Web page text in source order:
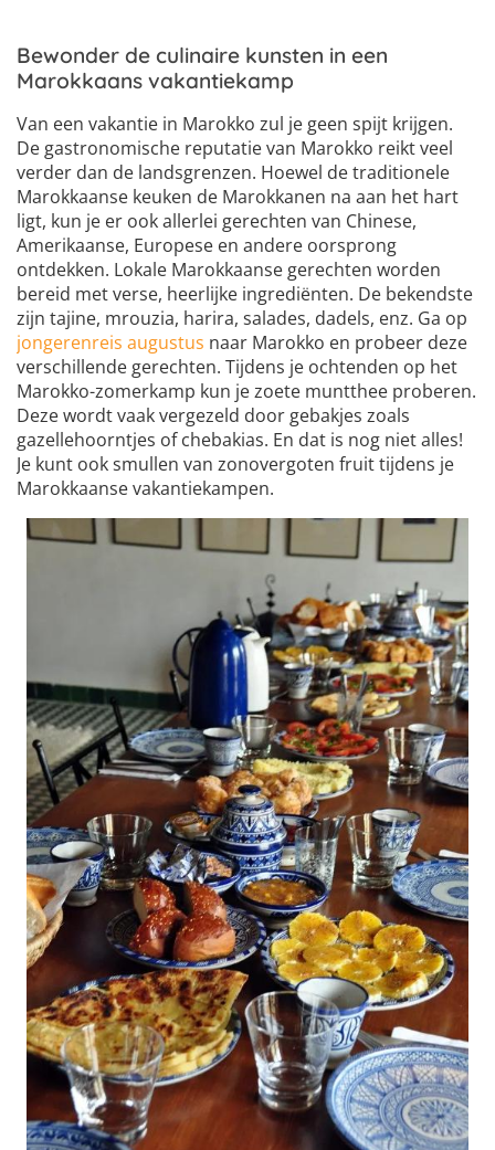
Bewonder de culinaire kunsten in een
Marokkaans vakantiekamp
Van een vakantie in Marokko zul je geen spijt krijgen.
De gastronomische reputatie van Marokko reikt veel
verder dan de landsgrenzen. Hoewel de traditionele
Marokkaanse keuken de Marokkanen na aan het hart
ligt, kun je er ook allerlei gerechten van Chinese,
Amerikaanse, Europese en andere oorsprong
ontdekken. Lokale Marokkaanse gerechten worden
bereid met verse, heerlijke ingrediënten. De bekendste
zijn tajine, mrouzia, harira, salades, dadels, enz. Ga op
jongerenreis augustus naar Marokko en probeer deze
verschillende gerechten. Tijdens je ochtenden op het
Marokko-zomerkamp kun je zoete muntthee proberen.
Deze wordt vaak vergezeld door gebakjes zoals
gazellehoorntjes of chebakias. En dat is nog niet alles!
Je kunt ook smullen van zonovergoten fruit tijdens je
Marokkaanse vakantiekampen.